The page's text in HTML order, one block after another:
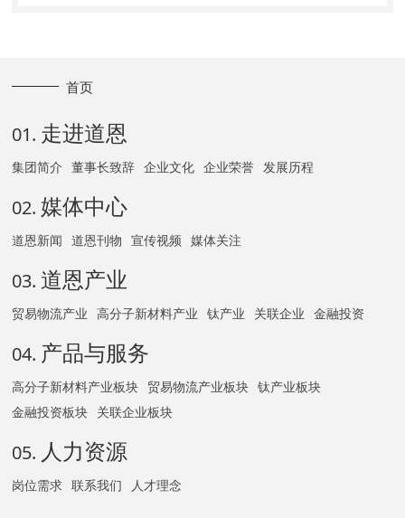
首页
01. 走进道恩
集团简介 董事长致辞 企业文化 企业荣誉 发展历程
02.媒体中心
道恩新闻 道恩刊物 宣传视频 媒体关注
03.道恩产业
贸易物流产业 高分子新材料产业 钛产业 关联企业 金融投资
04. 产品与服务
高分子新材料产业板块 贸易物流产业板块 钛产业板块
金融投资板块 关联企业板块
05. 人力资源
岗位需求 联系我们 人才理念